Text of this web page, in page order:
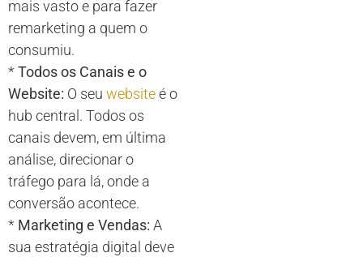
mais vasto e para fazer
remarketing a quem o
consumiu.
*Todos os Canais e o
Website: O seu websiteé o
hub central. Todos os
canais devem, em última
análise, direcionar o
tráfego para lá, onde a
conversão acontece.
* Marketing e Vendas: A
sua estratégia digital deve